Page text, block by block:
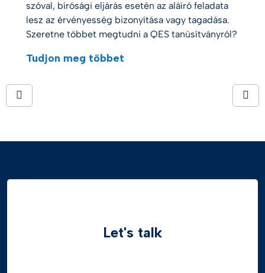
szóval, bírósági eljárás esetén az aláíró feladata
lesz az érvényesség bizonyítása vagy tagadása.
Szeretne többet megtudni a QES tanúsítványról?
Tudjon meg többet
Let's talk